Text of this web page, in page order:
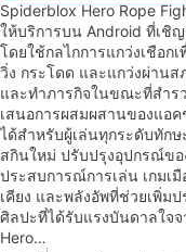
Spiderblox Hero Rope
ให้บริการบน Android ที่เชิ
โดยใช้กลไกการแกว่งเชือก
วิ่ง กระโดด และแกว่งผ่าน
และทำภารกิจในขณะที่สำร
เสนอการผสมผสานของแอ
ได้สำหรับผู้เล่นทุกระดับทัก
สกินใหม่ ปรับปรุงอุปกรณ์ข
ประสบการณ์การเล่น เกมเ
เคียง และพลังอัพที่ช่วยเพิ่ม
ศิลปะที่ได้รับแรงบันดาลใจ
Hero…